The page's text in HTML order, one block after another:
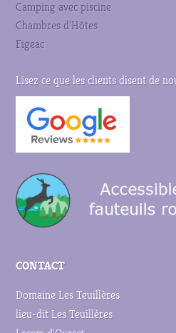
Camping avec piscine
Chambres d'Hôtes
Figeac
Lisez ce que les clients disent de
CONTACT
Domaine Les Teuillères
lieu-dit Les Teuillères